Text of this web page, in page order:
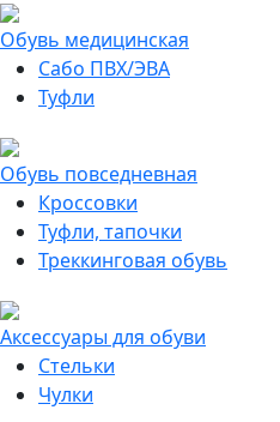
Обувь медицинская
Сабо ПВХ/ЭВА
Туфли
Обувь повседневная
Кроссовки
Туфли, тапочки
Треккинговая обувь
Аксессуары для обуви
Стельки
Чулки